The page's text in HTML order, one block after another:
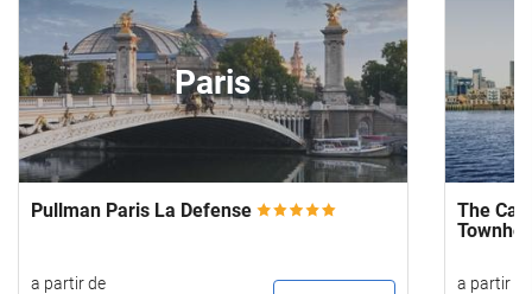
Paris
Pullman Paris La Defense
a partir de
The
a partir de